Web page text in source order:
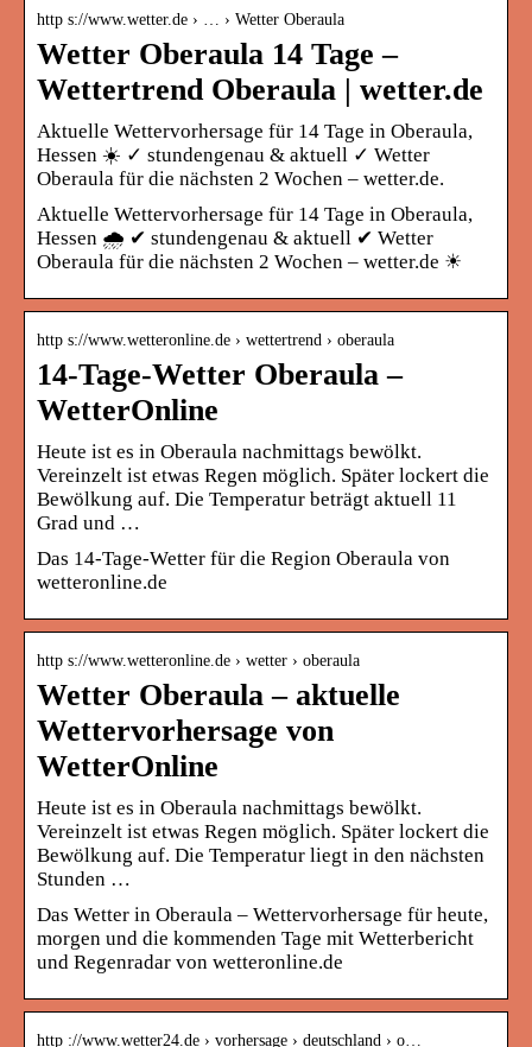
http s://www.wetter.de › … › Wetter Oberaula
Wetter Oberaula 14 Tage –
Wettertrend Oberaula | wetter.de
Aktuelle Wettervorhersage für 14 Tage in Oberaula,
Hessen ☀️ ✓ stundengenau & aktuell ✓ Wetter
Oberaula für die nächsten 2 Wochen – wetter.de.
Aktuelle Wettervorhersage für 14 Tage in Oberaula,
Hessen 🌧️ ✔ stundengenau & aktuell ✔ Wetter
Oberaula für die nächsten 2 Wochen – wetter.de ☀
http s://www.wetteronline.de › wettertrend › oberaula
14-Tage-Wetter Oberaula –
WetterOnline
Heute ist es in Oberaula nachmittags bewölkt.
Vereinzelt ist etwas Regen möglich. Später lockert die
Bewölkung auf. Die Temperatur beträgt aktuell 11
Grad und …
Das 14-Tage-Wetter für die Region Oberaula von
wetteronline.de
http s://www.wetteronline.de › wetter › oberaula
Wetter Oberaula – aktuelle
Wettervorhersage von
WetterOnline
Heute ist es in Oberaula nachmittags bewölkt.
Vereinzelt ist etwas Regen möglich. Später lockert die
Bewölkung auf. Die Temperatur liegt in den nächsten
Stunden …
Das Wetter in Oberaula – Wettervorhersage für heute,
morgen und die kommenden Tage mit Wetterbericht
und Regenradar von wetteronline.de
http ://www.wetter24.de › vorhersage › deutschland › o…